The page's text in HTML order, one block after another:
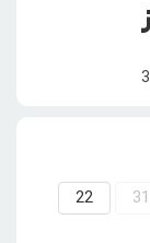
31
22